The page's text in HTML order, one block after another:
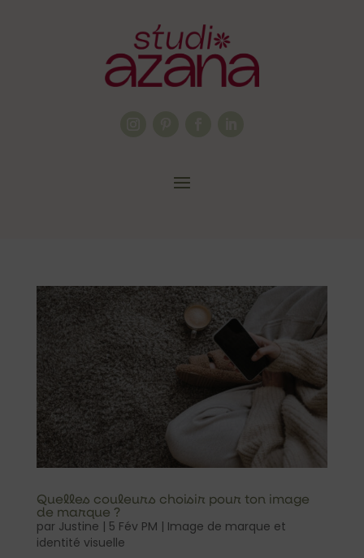
Quelles couleurs choisir pour ton image
de marque ?
par Justine | 5 Fév PM | Image de marque et
identité visuelle